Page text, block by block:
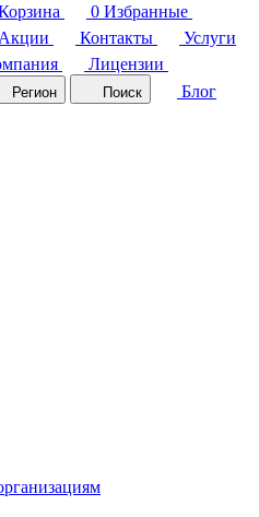
0 Избранные
Акции Контакты
Услуги
Лицензии
Регион Поиск
Блог